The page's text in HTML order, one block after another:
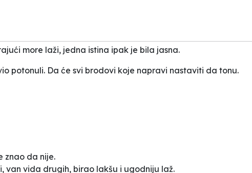
more laži, jedna istina ipak je bila jasna.
potonuli. Da će svi brodovi koje napravi nastaviti da tonu.
znao da nije.
van vida drugih, birao lakšu i ugodniju laž.